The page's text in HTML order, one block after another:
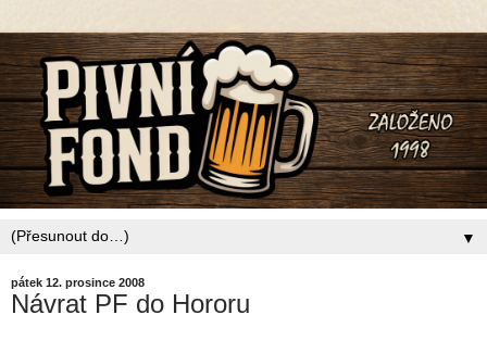
▼
pátek 12. prosince 2008
Návrat PF do Hororu